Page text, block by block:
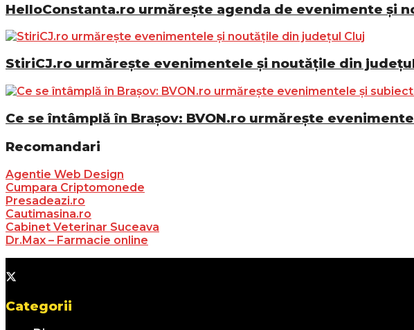
HelloConstanta.ro urmărește agenda de evenimente și
StiriCJ.ro urmărește evenimentele și noutățile din
Ce se întâmplă în Brașov: BVON.ro urmărește
Recomandari
Agentie Web Design
Cumpara Criptomonede
Presadeazi.ro
Cautimasina.ro
Cabinet Veterinar Suceava
Dr.Max – Farmacie online
Categorii